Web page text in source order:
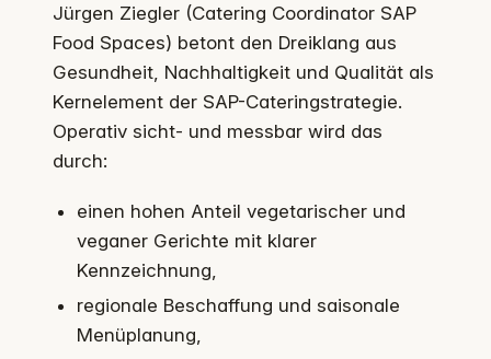
Jürgen Ziegler (Catering Coordinator SAP
Food Spaces) betont den Dreiklang aus
Gesundheit, Nachhaltigkeit und Qualität als
Kernelement der SAP-Cateringstrategie.
Operativ sicht- und messbar wird das
durch:
einen hohen Anteil vegetarischer und
veganer Gerichte mit klarer
Kennzeichnung,
regionale Beschaffung und saisonale
Menüplanung,